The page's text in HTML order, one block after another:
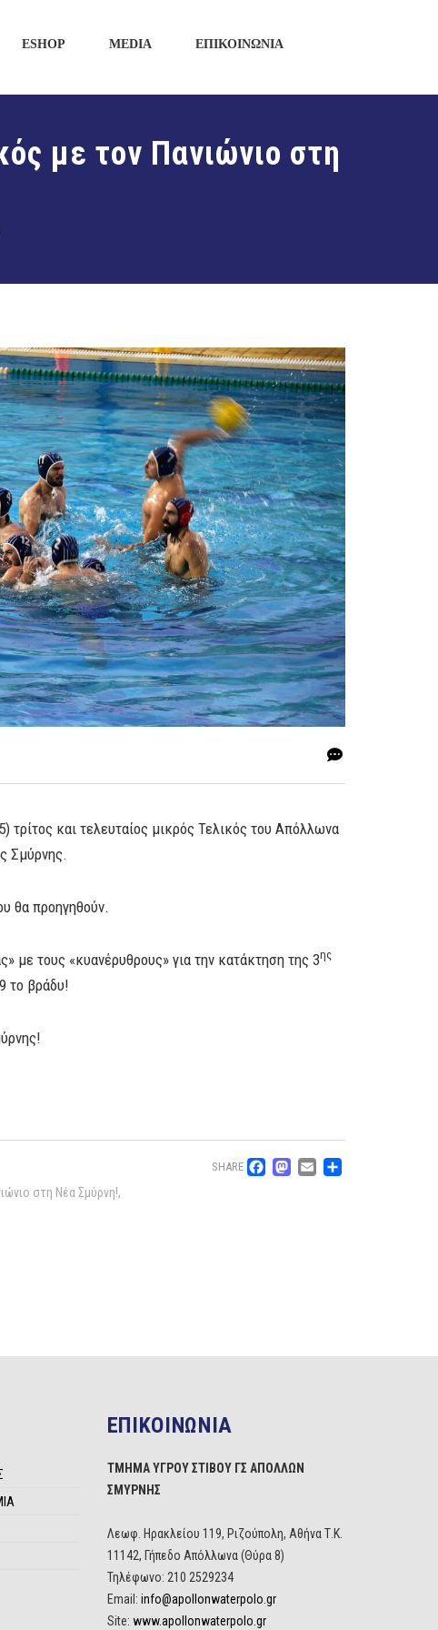
ESHOP MEDIA ΕΠΙΚΟΙΝΩΝΙΑ
με τον Πανιώνιο στη
τρίτος και τελευταίος μικρός Τελικός του Απόλλωνα
Σμύρνης.
θα προηγηθούν.
με τους «κυανέρυθρους» για την κατάκτηση της 3ης
το βράδυ!
στη Νέα Σμύρνη!,
SHARE Facebook
Mastodon
Email
ΕΠΙΚΟΙΝΩΝΙΑ
ΤΜΗΜΑ ΥΓΡΟΥ ΣΤΙΒΟΥ ΓΣ ΑΠΟΛΛΩΝ
ΣΜΥΡΝΗΣ
Λεωφ. Ηρακλείου 119, Ριζούπολη, Αθήνα Τ.Κ.
11142, Γήπεδο Απόλλωνα (Θύρα 8)
Τηλέφωνο: 210 2529234
Email: info@apollonwaterpolo.gr
Site: www.apollonwaterpolo.gr